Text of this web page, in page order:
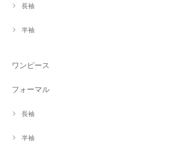
長袖
半袖
ワンピース
フォーマル
長袖
半袖